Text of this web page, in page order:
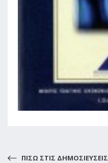
ΠΙΣΩ ΣΤΙΣ ΔΗΜΟΣΙΕΥΣΕΙΣ